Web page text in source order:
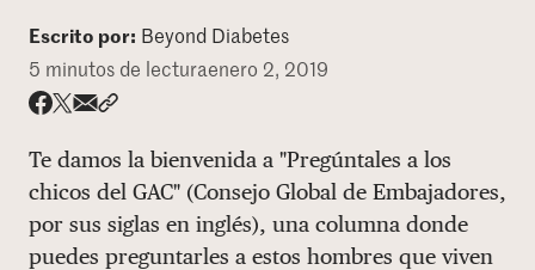
Programas
Quienes somos
DONAR
Escrito por: Beyond Diabetes
5 minutos de lecturaenero 2, 2019
Te damos la bienvenida a "Pregúntales a los
chicos del GAC" (Consejo Global de Embajadores,
por sus siglas en inglés), una columna donde
puedes preguntarles a estos hombres que viven